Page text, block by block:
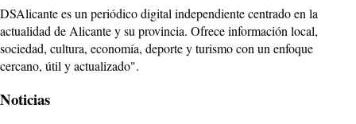
DSAlicante es un periódico digital independiente centrado en la
actualidad de Alicante y su provincia. Ofrece información local,
sociedad, cultura, economía, deporte y turismo con un enfoque
cercano, útil y actualizado".
Noticias